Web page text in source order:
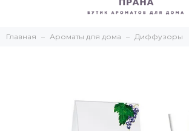
Главная Ароматы для дома Диффузоры